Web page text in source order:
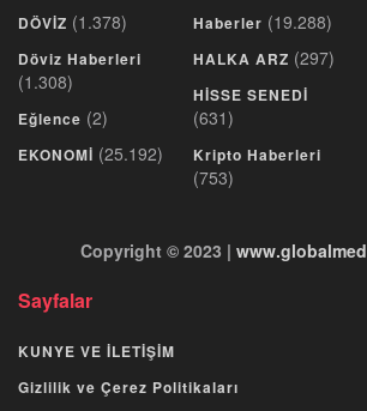
DÖVİZ (1.378)
Döviz Haberleri
(1.308)
Eğlence (2)
EKONOMİ (25.192)
Haberler (19.288)
HALKA ARZ (297)
HİSSE SENEDİ
(631)
Kripto Haberleri
(753)
Copyright © 2023 |
Sayfalar
KUNYE VE İLETİŞİM
Gizlilik ve Çerez Politikaları